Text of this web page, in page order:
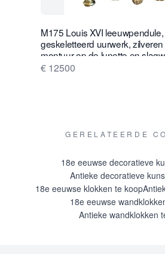
M175 Louis XVI
geskeletteerd uurwerk,
montuur op de lunette en
zilveren bel.
€ 12500
GERELATEERDE
18e eeuwse decoratieve
Antieke decoratieve
18e eeuwse klokken te koop
18e eeuwse
Antieke wandklokken